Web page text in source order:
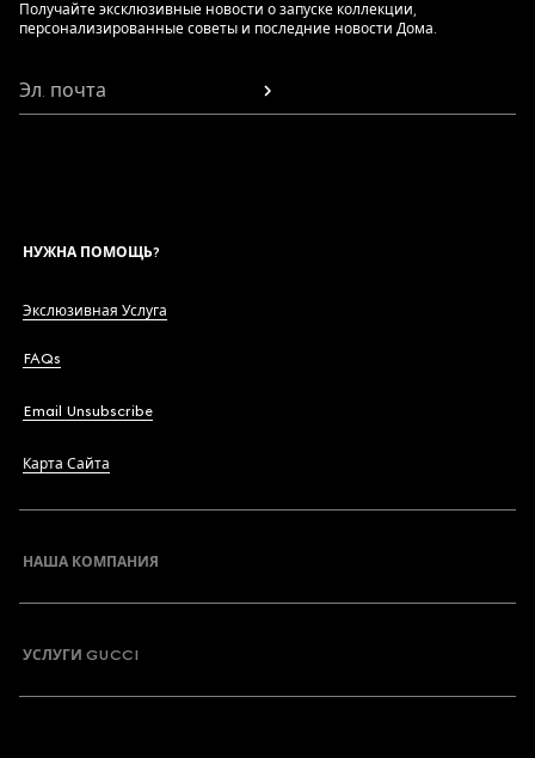
Получайте эксклюзивные новости о запуске коллекции,
персонализированные советы и последние новости Дома.
Эл. почта
НУЖНА ПОМОЩЬ?
Экслюзивная Услуга
FAQs
Email Unsubscribe
Карта Сайта
НАША КОМПАНИЯ
УСЛУГИ GUCCI